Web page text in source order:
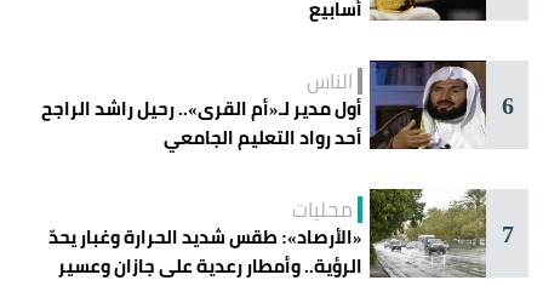
أسابيع
6
الناس
أول مدير لـ«أم القرى».. رحيل راشد الراجح
أحد رواد التعليم الجامعي
7
محليات
«الأرصاد»: طقس شديد الحرارة وغبار يحدّ
الرؤية.. وأمطار رعدية على جازان وعسير